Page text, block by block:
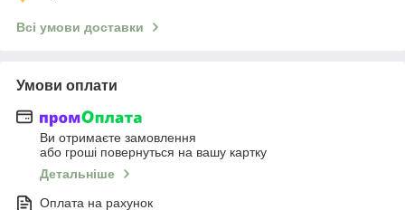
Всі умови доставки
Умови оплати
Ви отримаєте замовлення
або гроші повернуться на вашу картку
Детальніше
Оплата на рахунок